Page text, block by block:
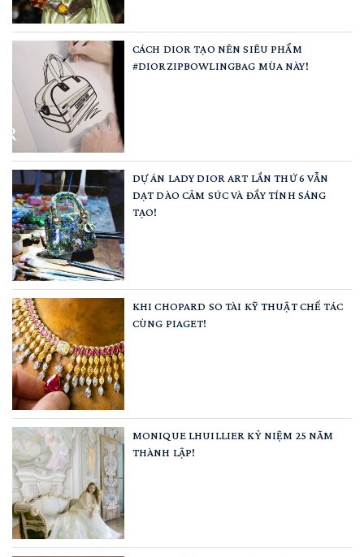
CÁCH DIOR TẠO NÊN SIÊU PHẨM
#DIORZIPBOWLINGBAG MÙA NÀY!
DỰ ÁN LADY DIOR ART LẦN THỨ 6 VẪN
DẠT DÀO CẢM SÚC VÀ ĐẦY TÍNH SÁNG
TẠO!
KHI CHOPARD SO TÀI KỸ THUẬT CHẾ TÁC
CÙNG PIAGET!
MONIQUE LHUILLIER KỶ NIỆM 25 NĂM
THÀNH LẬP!